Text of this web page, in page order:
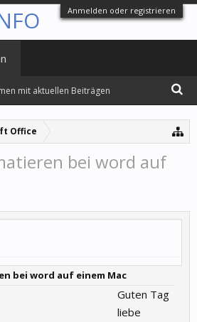
Anmelden oder registrieren
Office
bei word auf
bei word auf einem Mac
Guten Tag
liebe
mit aktuellen Beiträgen